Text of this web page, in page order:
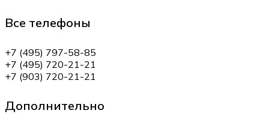
Все телефоны
+7 (495) 797-58-85
+7 (495) 720-21-21
+7 (903) 720-21-21
Дополнительно